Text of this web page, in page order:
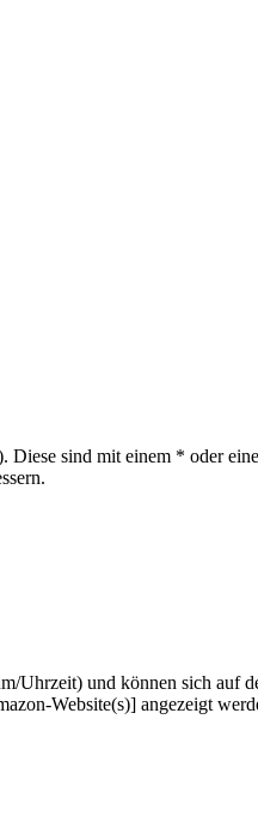
Diese sind mit einem * oder
Uhrzeit) und können sich auf
Website(s)] angezeigt